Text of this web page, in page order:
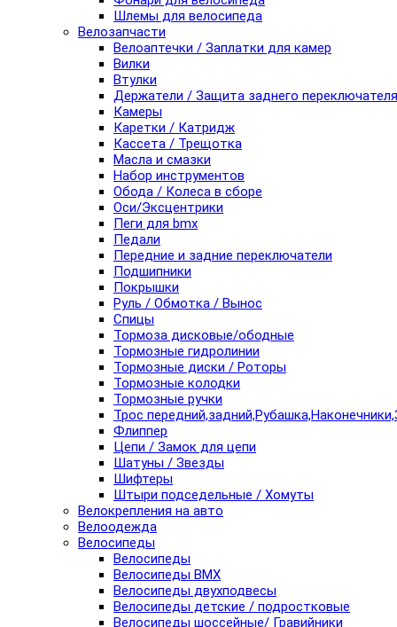
Шлемы для велосипеда
Велозапчасти
Велоаптечки / Заплатки для камер
Вилки
Втулки
Держатели / Защита заднего переключателя
Камеры
Каретки / Катридж
Кассета / Трещотка
Масла и смазки
Набор инструментов
Обода / Колеса в сборе
Оси/Эксцентрики
Пеги для bmx
Педали
Передние и задние переключатели
Подшипники
Покрышки
Руль / Обмотка / Вынос
Спицы
Тормоза дисковые/ободные
Тормозные гидролинии
Тормозные диски / Роторы
Тормозные колодки
Тормозные ручки
Трос
Флиппер
Цепи / Замок для цепи
Шатуны / Звезды
Шифтеры
Штыри подседельные / Хомуты
Велокрепления на авто
Велоодежда
Велосипеды
Велосипеды
Велосипеды BMX
Велосипеды двухподвесы
Велосипеды детские / подростковые
Велосипеды шоссейные/ Гравийники